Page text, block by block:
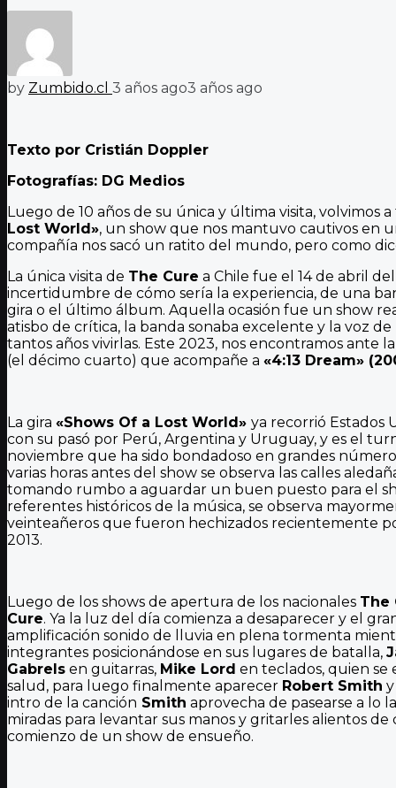
by Zumbido.cl 3 años ago3 años ago
Texto por Cristián Doppler
Fotografías: DG Medios
Luego de 10 años de su única y última visita, volvimos
Lost World», un show que nos mantuvo cautivos en
compañía nos sacó un ratito del mundo, pero como
La única visita de The Cure a Chile fue el 14 de abril
incertidumbre de cómo sería la experiencia, de una
gira o el último álbum. Aquella ocasión fue un show
atisbo de crítica, la banda sonaba excelente y la voz de
tantos años vivirlas. Este 2023, nos encontramos ante
(el décimo cuarto) que acompañe a «4:13 Dream»
La gira «Shows Of a Lost World» ya recorrió Estados
con su pasó por Perú, Argentina y Uruguay, y es el
noviembre que ha sido bondadoso en grandes
varias horas antes del show se observa las calles
tomando rumbo a aguardar un buen puesto para el
referentes históricos de la música, se observa
veinteañeros que fueron hechizados recientemente
2013.
Luego de los shows de apertura de los nacionales The
Cure. Ya la luz del día comienza a desaparecer y el
amplificación sonido de lluvia en plena tormenta
integrantes posicionándose en sus lugares de batalla,
Gabrels en guitarras, Mike Lord en teclados, quien
salud, para luego finalmente aparecer Robert Smith
intro de la canción Smith aprovecha de pasearse a lo
miradas para levantar sus manos y gritarles alientos de
comienzo de un show de ensueño.